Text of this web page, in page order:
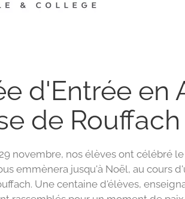
d'Entrée en
de Rouffach
novembre, nos élèves ont célébré
emmènera jusqu'à Noël, au cours
Une centaine d'élèves,